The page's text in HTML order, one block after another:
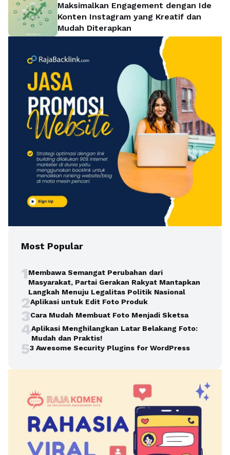
Maksimalkan Engagement dengan Ide
Konten Instagram yang Kreatif dan
Mudah Diterapkan
Most Popular
1Membawa Semangat Perubahan dari
Masyarakat, Partai Gerakan Rakyat Mantapkan
Langkah Menuju Legalitas Politik Nasional
2Aplikasi untuk Edit Foto Produk
3Cara Mudah Membuat Foto Menjadi Sketsa
4Aplikasi Menghilangkan Latar Belakang Foto:
Mudah dan Praktis!
53 Awesome Security Plugins for WordPress